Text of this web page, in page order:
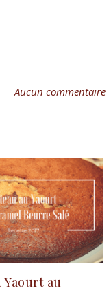
Aucun commentaire
Yaourt au